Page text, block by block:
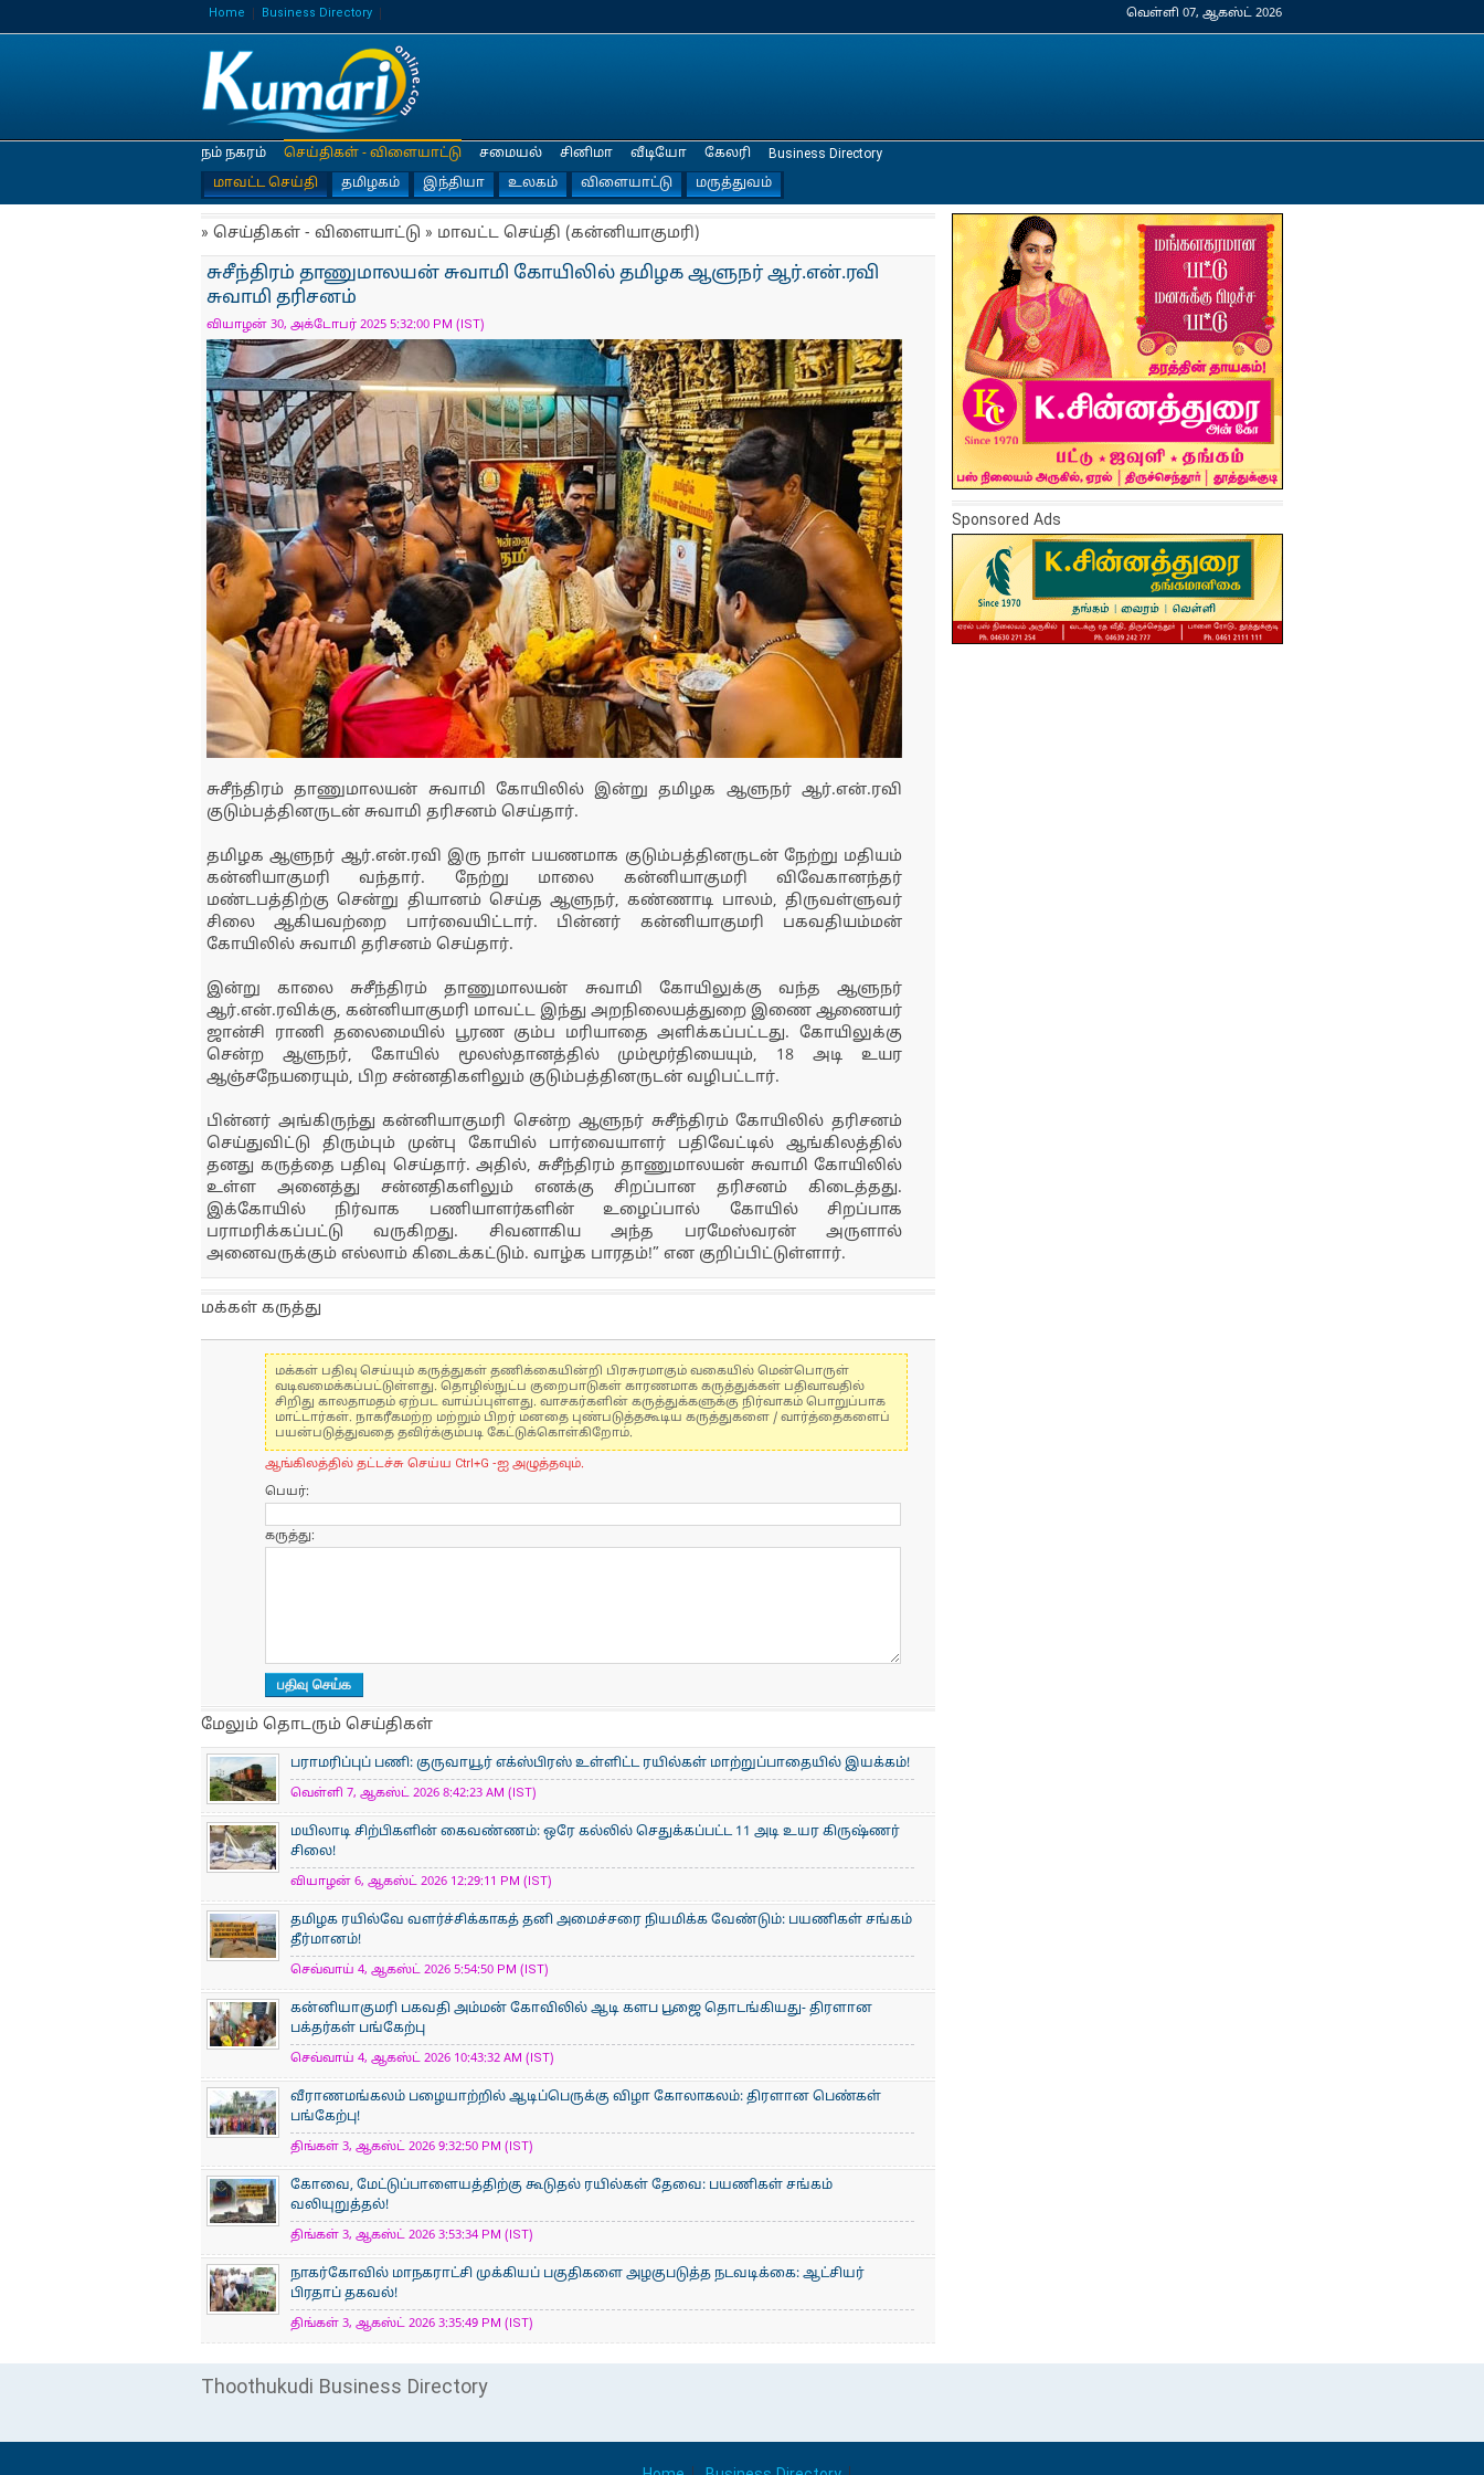
Home Business Directory வெள்ளி 07, ஆகஸ்ட் 2026
நம் நகரம்
செய்திகள் - விளையாட்டு
மாவட்ட செய்தி
தமிழகம் இந்தியா உலகம் விளையாட்டு மருத்துவம்
சமையல் சினிமா வீடியோ கேலரி Business Directory
» செய்திகள் - விளையாட்டு » மாவட்ட செய்தி (கன்னியாகுமரி)
சுசீந்திரம் தாணுமாலயன் சுவாமி கோயிலில் தமிழக ஆளுநர் ஆர்.என்.ரவி
சுவாமி தரிசனம்
வியாழன் 30, அக்டோபர் 2025 5:32:00 PM (IST)
சுசீந்திரம் தாணுமாலயன் சுவாமி கோயிலில் இன்று தமிழக ஆளுநர் ஆர்.என்.ரவி
குடும்பத்தினருடன் சுவாமி தரிசனம் செய்தார்.
தமிழக ஆளுநர் ஆர்.என்.ரவி இரு நாள் பயணமாக குடும்பத்தினருடன் நேற்று மதியம்
கன்னியாகுமரி வந்தார். நேற்று மாலை கன்னியாகுமரி விவேகானந்தர்
மண்டபத்திற்கு சென்று தியானம் செய்த ஆளுநர், கண்ணாடி பாலம், திருவள்ளுவர்
சிலை ஆகியவற்றை பார்வையிட்டார். பின்னர் கன்னியாகுமரி பகவதியம்மன்
கோயிலில் சுவாமி தரிசனம் செய்தார்.
இன்று காலை சுசீந்திரம் தாணுமாலயன் சுவாமி கோயிலுக்கு வந்த ஆளுநர்
ஆர்.என்.ரவிக்கு, கன்னியாகுமரி மாவட்ட இந்து அறநிலையத்துறை இணை ஆணையர்
ஜான்சி ராணி தலைமையில் பூரண கும்ப மரியாதை அளிக்கப்பட்டது. கோயிலுக்கு
சென்ற ஆளுநர், கோயில் மூலஸ்தானத்தில் மும்மூர்தியையும், 18 அடி உயர
ஆஞ்சநேயரையும், பிற சன்னதிகளிலும் குடும்பத்தினருடன் வழிபட்டார்.
பின்னர் அங்கிருந்து கன்னியாகுமரி சென்ற ஆளுநர் சுசீந்திரம் கோயிலில் தரிசனம்
செய்துவிட்டு திரும்பும் முன்பு கோயில் பார்வையாளர் பதிவேட்டில் ஆங்கிலத்தில்
தனது கருத்தை பதிவு செய்தார். அதில், சுசீந்திரம் தாணுமாலயன் சுவாமி கோயிலில்
உள்ள அனைத்து சன்னதிகளிலும் எனக்கு சிறப்பான தரிசனம் கிடைத்தது.
இக்கோயில் நிர்வாக பணியாளர்களின் உழைப்பால் கோயில் சிறப்பாக
பராமரிக்கப்பட்டு வருகிறது. சிவனாகிய அந்த பரமேஸ்வரன் அருளால்
அனைவருக்கும் எல்லாம் கிடைக்கட்டும். வாழ்க பாரதம்!” என குறிப்பிட்டுள்ளார்.
மக்கள் கருத்து
மக்கள் பதிவு செய்யும் கருத்துகள் தணிக்கையின்றி பிரசுரமாகும் வகையில் மென்பொருள்
வடிவமைக்கப்பட்டுள்ளது. தொழில்நுட்ப குறைபாடுகள் காரணமாக கருத்துக்கள் பதிவாவதில்
சிறிது காலதாமதம் ஏற்பட வாய்ப்புள்ளது. வாசகர்களின் கருத்துக்களுக்கு நிர்வாகம் பொறுப்பாக
மாட்டார்கள். நாகரீகமற்ற மற்றும் பிறர் மனதை புண்படுத்தகூடிய கருத்துகளை / வார்த்தைகளைப்
பயன்படுத்துவதை தவிர்க்கும்படி கேட்டுக்கொள்கிறோம்.
ஆங்கிலத்தில் தட்டச்சு செய்ய Ctrl+G -ஐ அழுத்தவும்.
பெயர்:
கருத்து:
மேலும் தொடரும் செய்திகள்
பராமரிப்புப் பணி: குருவாயூர் எக்ஸ்பிரஸ் உள்ளிட்ட ரயில்கள் மாற்றுப்பாதையில் இயக்கம்!
வெள்ளி 7, ஆகஸ்ட் 2026 8:42:23 AM (IST)
மயிலாடி சிற்பிகளின் கைவண்ணம்: ஒரே கல்லில் செதுக்கப்பட்ட 11 அடி உயர கிருஷ்ணர்
சிலை!
வியாழன் 6, ஆகஸ்ட் 2026 12:29:11 PM (IST)
தமிழக ரயில்வே வளர்ச்சிக்காகத் தனி அமைச்சரை நியமிக்க வேண்டும்: பயணிகள் சங்கம்
தீர்மானம்!
செவ்வாய் 4, ஆகஸ்ட் 2026 5:54:50 PM (IST)
கன்னியாகுமரி பகவதி அம்மன் கோவிலில் ஆடி களப பூஜை தொடங்கியது- திரளான
பக்தர்கள் பங்கேற்பு
செவ்வாய் 4, ஆகஸ்ட் 2026 10:43:32 AM (IST)
வீராணமங்கலம் பழையாற்றில் ஆடிப்பெருக்கு விழா கோலாகலம்: திரளான பெண்கள்
பங்கேற்பு!
திங்கள் 3, ஆகஸ்ட் 2026 9:32:50 PM (IST)
கோவை, மேட்டுப்பாளையத்திற்கு கூடுதல் ரயில்கள் தேவை: பயணிகள் சங்கம்
வலியுறுத்தல்!
திங்கள் 3, ஆகஸ்ட் 2026 3:53:34 PM (IST)
நாகர்கோவில் மாநகராட்சி முக்கியப் பகுதிகளை அழகுபடுத்த நடவடிக்கை: ஆட்சியர்
பிரதாப் தகவல்!
திங்கள் 3, ஆகஸ்ட் 2026 3:35:49 PM (IST)
Sponsored Ads
Thoothukudi Business Directory